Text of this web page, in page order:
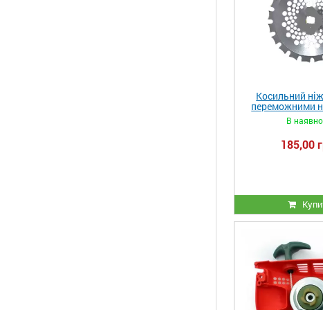
Косильний
переможними
В
185,00